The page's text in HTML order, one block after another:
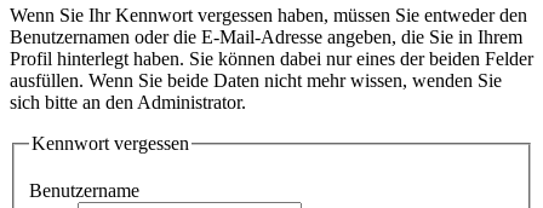
Wenn Sie Ihr Kennwort vergessen haben, müssen Sie entweder den
Benutzernamen oder die E-Mail-Adresse angeben, die Sie in Ihrem
Profil hinterlegt haben. Sie können dabei nur eines der beiden Felder
ausfüllen. Wenn Sie beide Daten nicht mehr wissen, wenden Sie
sich bitte an den Administrator.
Kennwort vergessen
Benutzername